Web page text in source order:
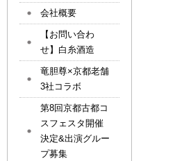
会社概要
【お問い合わ
せ】白糸酒造
竜胆尊×京都老舗
3社コラボ
第8回京都古都コ
スフェスタ開催
決定&出演グルー
プ募集